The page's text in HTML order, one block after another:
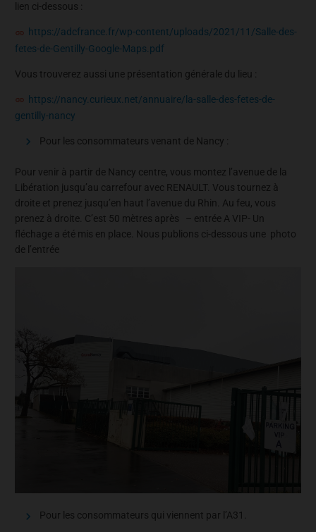
lien ci-dessous :
https://adcfrance.fr/wp-content/uploads/2021/11/Salle-des-
fetes-de-Gentilly-Google-Maps.pdf
Vous trouverez aussi une présentation générale du lieu :
https://nancy.curieux.net/annuaire/la-salle-des-fetes-de-
gentilly-nancy
Pour les consommateurs venant de Nancy :
Pour venir à partir de Nancy centre, vous montez l’avenue de la
Libération jusqu’au carrefour avec RENAULT. Vous tournez à
droite et prenez jusqu’en haut l’avenue du Rhin. Au feu, vous
prenez à droite. C’est 50 mètres après – entrée A VIP- Un
fléchage a été mis en place. Nous publions ci-dessous une photo
de l’entrée
Pour les consommateurs qui viennent par l’A31.